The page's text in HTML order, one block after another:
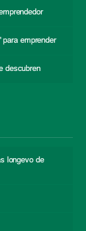
para emprender
descubren
longevo de